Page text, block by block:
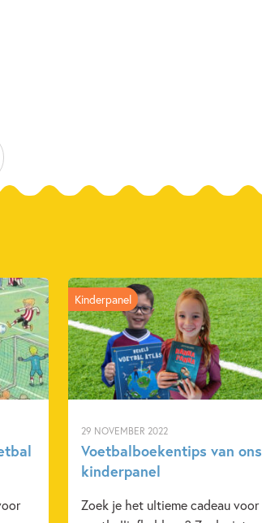
over voetbal Non-fictie
Sport
29 NOVEMBER 2022
Voetbalboekentips van ons
kinderpanel
Zoek je het ultieme cadeau voor
Kinderpanel